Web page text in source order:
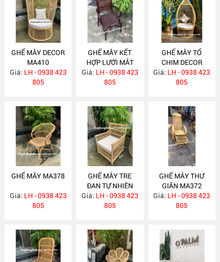
GHẾ MÂY DECOR
MA410
Giá: LH - 0938 423
805
GHẾ MÂY KẾT
HỢP LƯỚI MẮT
CÁO MA400
Giá: LH - 0938 423
805
GHẾ MÂY TỔ
CHIM DECOR
MA395
Giá: LH - 0938 423
805
GHẾ MÂY MA378
Giá: LH - 0938 423
805
GHẾ MÂY TRE
ĐAN TỰ NHIÊN
MA377
Giá: LH - 0938 423
805
GHẾ MÂY THƯ
GIÃN MA372
Giá: LH - 0938 423
805